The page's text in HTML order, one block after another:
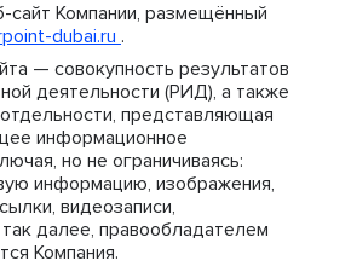
сайт Компании, размещённый
dubai.ru .
— совокупность результатов
деятельности (РИД), а также
представляющая
информационное
но не ограничиваясь:
информацию, изображения,
видеозаписи,
так далее, правообладателем
Компания.